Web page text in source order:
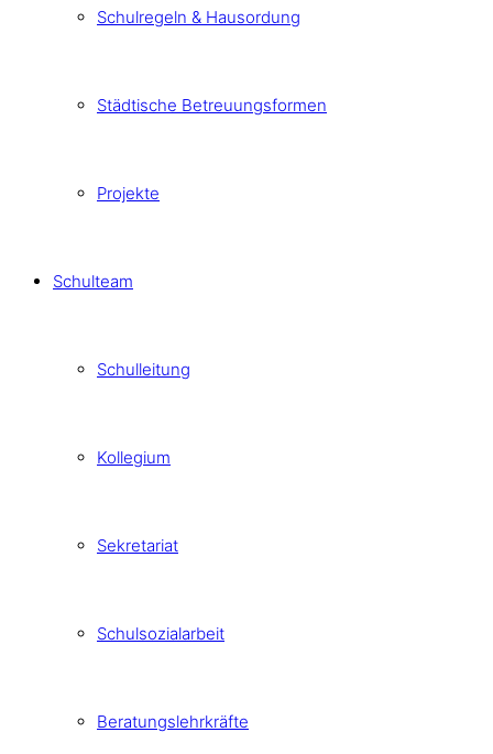
Schulregeln & Hausordung
Städtische Betreuungsformen
Projekte
Schulteam
Schulleitung
Kollegium
Sekretariat
Schulsozialarbeit
Beratungslehrkräfte